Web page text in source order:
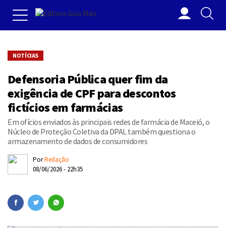
NOTÍCIAS
Defensoria Pública quer fim da
exigência de CPF para descontos
fictícios em farmácias
Em ofícios enviados às principais redes de farmácia de Maceió, o
Núcleo de Proteção Coletiva da DPAL também questiona o
armazenamento de dados de consumidores
PorRedação
08/06/2026 - 22h35